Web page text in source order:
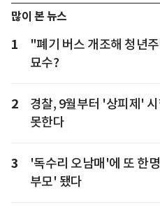
많이 본 뉴스
1
"폐기 버스 개조해 청년
묘수?
2
경찰, 9월부터 '상피제'
못한다
3
'독수리 오남매'에 또 한
부모' 됐다